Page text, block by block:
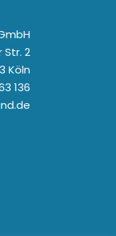
Str. 2
Köln
136